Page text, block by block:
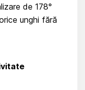
de 178°
unghi fără